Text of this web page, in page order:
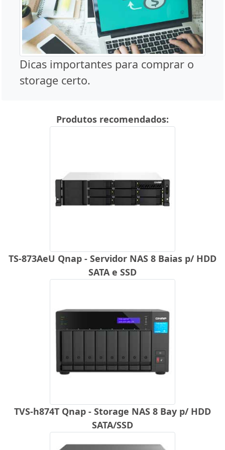
Dicas importantes para comprar o
storage certo.
Produtos recomendados:
TS-873AeU Qnap - Servidor NAS 8 Baias p/ HDD
SATA e SSD
TVS-h874T Qnap - Storage NAS 8 Bay p/ HDD
SATA/SSD